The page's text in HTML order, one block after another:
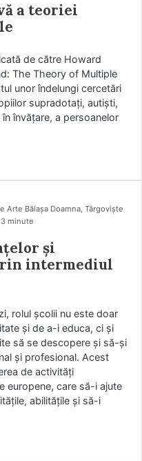
a teoriei
de către Howard
The Theory of Multiple
unor îndelungi cercetări
supradotaţi, autişti,
învăţare, a persoanelor
Arte Bălașa Doamna, Târgoviște
3 minute
și
intermediul
rolul școlii nu este doar
și de a-i educa, ci și
să se descopere și să-și
și profesional. Acest
de activități
europene, care să-i ajute
abilitățile și să-i